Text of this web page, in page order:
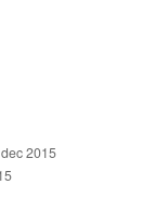
2015